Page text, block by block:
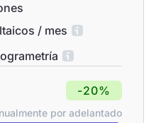
/ mes
-20%
por adelantado